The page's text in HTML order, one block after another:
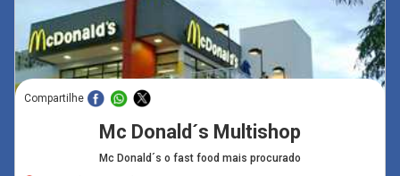
Compartilhe
Mc Donald´s Multishop
Mc Donald´s o fast food mais procurado